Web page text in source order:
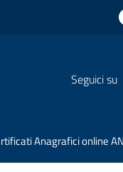
Seguici su
Anagrafici online